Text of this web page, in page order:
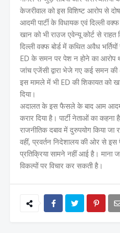
केजरीवाल को इस विशिष्ट आरोप से
आदमी पार्टी के विधायक एवं दिल्ली
खान को भी राउज एवेन्यू कोर्ट से
दिल्ली वक्फ बोर्ड में कथित अवैध
ED के समन पर पेश न होने का आरोप
जांच एजेंसी द्वारा भेजे गए कई समन
इस मामले में भी ED की शिकायत को
दिया।
अदालत के इस फैसले के बाद आम आदमी
करार दिया है। पार्टी नेताओं का
राजनीतिक दबाव में दुरुपयोग किया जा
वहीं, प्रवर्तन निदेशालय की ओर से
प्रतिक्रिया सामने नहीं आई है। माना
विकल्पों पर विचार कर सकती है।